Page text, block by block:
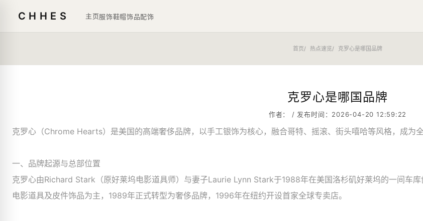
CHHES 主页服饰鞋帽饰品配饰
首页 热点速览 克罗心是哪国品牌
克罗心是哪国品牌
作者： / 发布时间：2026-04-20 12:59:22
克罗心（Chrome Hearts）是美国的高端奢侈品牌，以手工银饰为核心，融合哥特、摇滚、街头嘻哈等风格，成为全
一、品牌起源与总部位置​
克罗心由Richard Stark（原好莱坞电影道具师）与妻子Laurie Lynn Stark于1988年在美国洛杉矶好莱坞的一间车
电影道具及皮件饰品为主，1989年正式转型为奢侈品牌，1996年在纽约开设首家全球专卖店。